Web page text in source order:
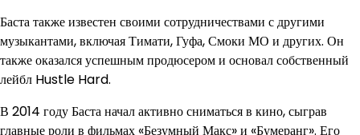
Баста также известен своими сотрудничествами с другими
музыкантами, включая Тимати, Гуфа, Смоки МО и других. Он
также оказался успешным продюсером и основал собственный
лейбл Hustle Hard.
В 2014 году Баста начал активно сниматься в кино, сыграв
главные роли в фильмах «Безумный Макс» и «Бумеранг». Его